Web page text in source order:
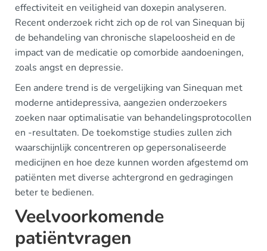
effectiviteit en veiligheid van doxepin analyseren.
Recent onderzoek richt zich op de rol van Sinequan bij
de behandeling van chronische slapeloosheid en de
impact van de medicatie op comorbide aandoeningen,
zoals angst en depressie.
Een andere trend is de vergelijking van Sinequan met
moderne antidepressiva, aangezien onderzoekers
zoeken naar optimalisatie van behandelingsprotocollen
en -resultaten. De toekomstige studies zullen zich
waarschijnlijk concentreren op gepersonaliseerde
medicijnen en hoe deze kunnen worden afgestemd om
patiënten met diverse achtergrond en gedragingen
beter te bedienen.
Veelvoorkomende
patiëntvragen